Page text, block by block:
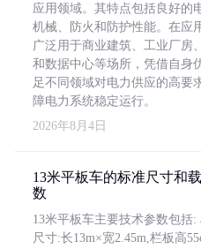
应用领域。其特点包括良好的
机械、防火和防护性能。在应
广泛用于商业建筑、工业厂房
和数据中心等场所，凭借自身
足不同领域对电力供应的高要
障电力系统稳定运行。
2026年8月4日
13米平板车的标准尺寸和
数
13米平板车主要技术参数包括:
尺寸:长13m×宽2.45m,栏板高